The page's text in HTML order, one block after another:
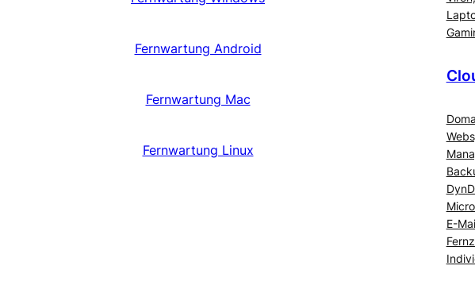
Fernwartung Android
Fernwartung Mac
Fernwartung Linux
E-